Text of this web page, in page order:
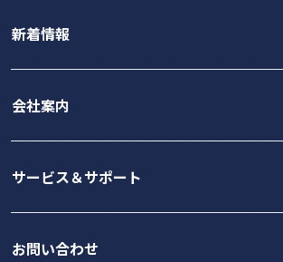
新着情報
会社案内
サービス＆サポート
お問い合わせ